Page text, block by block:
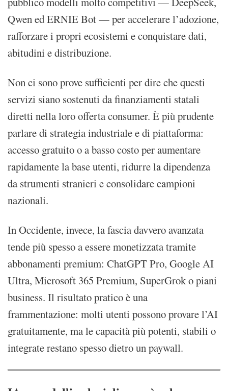
Qwen ed ERNIE Bot — per accelerare l’adozione,
rafforzare i propri ecosistemi e conquistare dati,
abitudini e distribuzione.
Non ci sono prove sufficienti per dire che questi
servizi siano sostenuti da finanziamenti statali
diretti nella loro offerta consumer. È più prudente
parlare di strategia industriale e di piattaforma:
accesso gratuito o a basso costo per aumentare
rapidamente la base utenti, ridurre la dipendenza
da strumenti stranieri e consolidare campioni
nazionali.
In Occidente, invece, la fascia davvero avanzata
tende più spesso a essere monetizzata tramite
abbonamenti premium: ChatGPT Pro, Google AI
Ultra, Microsoft 365 Premium, SuperGrok o piani
business. Il risultato pratico è una
frammentazione: molti utenti possono provare l’AI
gratuitamente, ma le capacità più potenti, stabili o
integrate restano spesso dietro un paywall.